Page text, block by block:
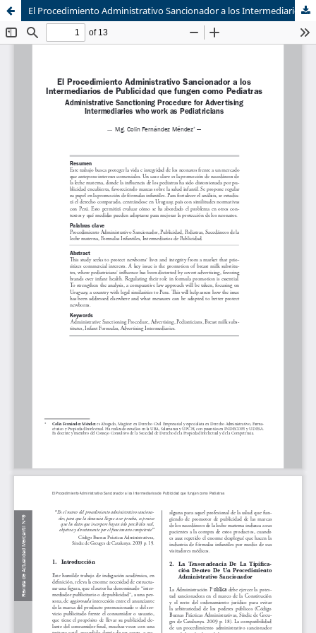
Sistema de
Bibliotecas
Equipo de
Derecho Mercantil
El Procedimiento Administrativo Sancionador a los Intermediarios de Publicidad que fungen como Pediatras